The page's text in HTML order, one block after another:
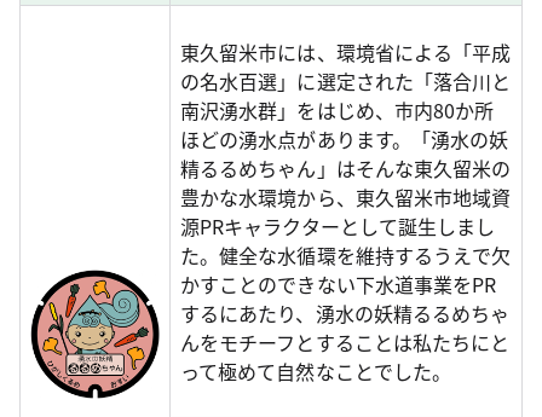
東久留米市には、環境省による「平成
の名水百選」に選定された「落合川と
南沢湧水群」をはじめ、市内80か所
ほどの湧水点があります。「湧水の妖
精るるめちゃん」はそんな東久留米の
豊かな水環境から、東久留米市地域資
源PRキャラクターとして誕生しまし
た。健全な水循環を維持するうえで欠
かすことのできない下水道事業をPR
するにあたり、湧水の妖精るるめちゃ
んをモチーフとすることは私たちにと
って極めて自然なことでした。